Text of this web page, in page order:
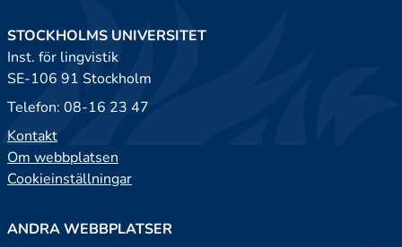
STOCKHOLMS UNIVERSITET
Inst. för lingvistik
SE-106 91 Stockholm
Telefon: 08-16 23 47
Kontakt
Om webbplatsen
Cookieinställningar
ANDRA WEBBPLATSER